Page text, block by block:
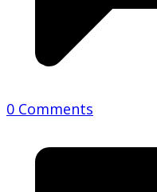
0 Comments